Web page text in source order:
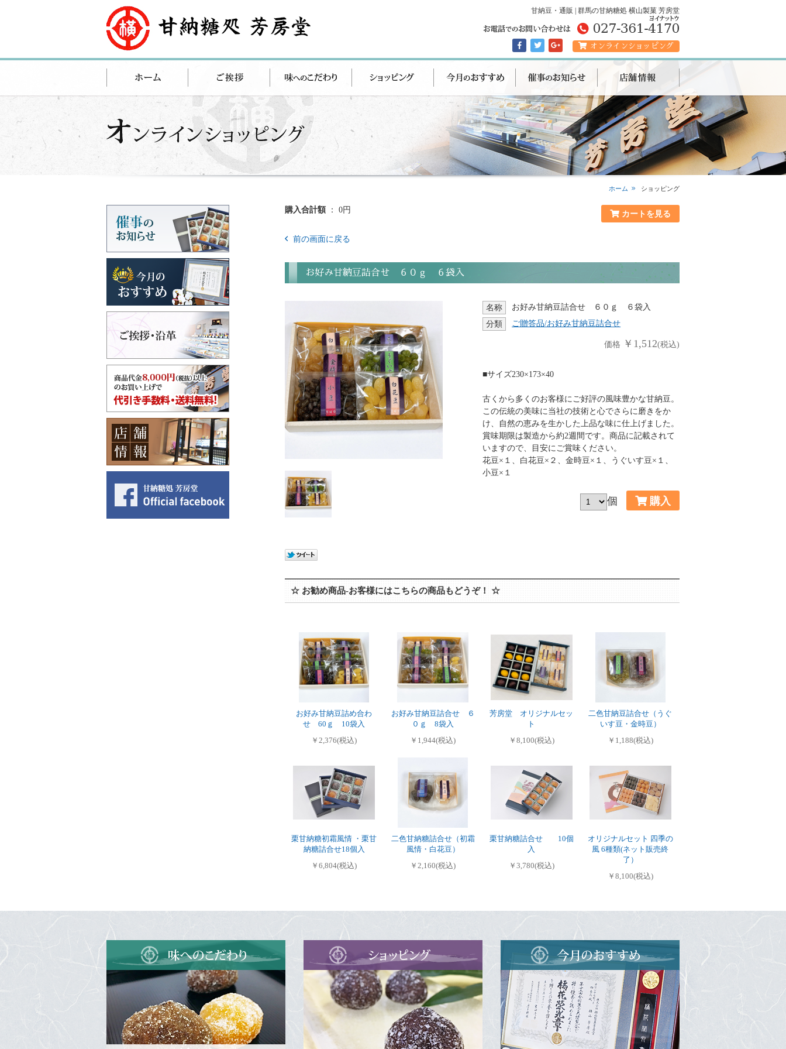
甘納豆・通販 | 群馬の甘納糖処 横山製菓 芳房堂
オンラインショッピング
ホーム ショッピング
購入合計額 ： 0円
前の画面に戻る
お好み甘納豆詰合せ ６０ｇ ６袋入
名称
お好み甘納豆詰合せ ６０ｇ ６袋入
分類
ご贈答品/お好み甘納豆詰合せ
価格 ￥1,512(税込)
■サイズ230×173×40
古くから多くのお客様にご好評の風味豊かな甘納豆。
この伝統の美味に当社の技術と心でさらに磨きをか
け、自然の恵みを生かした上品な味に仕上げました。
賞味期限は製造から約2週間です。商品に記載されて
いますので、目安にご賞味ください。
花豆×１、白花豆×２、金時豆×１、うぐいす豆×１、
小豆×１
個
☆ お勧め商品-お客様にはこちらの商品もどうぞ！ ☆
お好み甘納豆詰め合わ
せ 60ｇ 10袋入
￥2,376(税込)
お好み甘納豆詰合せ ６
０ｇ 8袋入
￥1,944(税込)
芳房堂 オリジナルセッ
ト
￥8,100(税込)
二色甘納豆詰合せ（うぐ
いす豆・金時豆）
￥1,188(税込)
栗甘納糖初霜風情 ・栗甘
納糖詰合せ18個入
￥6,804(税込)
二色甘納糖詰合せ（初霜
風情・白花豆）
￥2,160(税込)
栗甘納糖詰合せ 10個
入
￥3,780(税込)
オリジナルセット 四季の
風 6種類(ネット販売終
了）
￥8,100(税込)